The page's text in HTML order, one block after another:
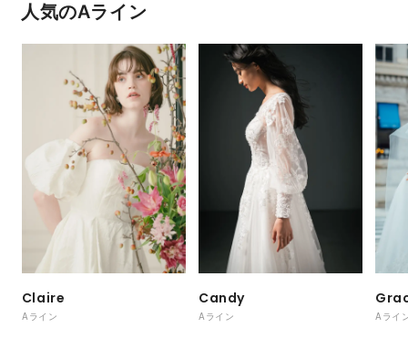
人気のAライン
Claire
Aライン
Candy
Aライン Aライ